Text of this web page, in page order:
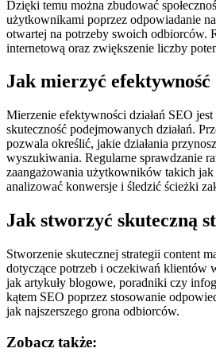
Dzięki temu można zbudować
użytkownikami poprzez odpowiadanie
otwartej na potrzeby swoich odbiorców.
internetową oraz zwiększenie liczby
Jak mierzyć
Mierzenie efektywności działań SEO
skuteczność podejmowanych działań.
pozwala określić, jakie działania
wyszukiwania. Regularne sprawdzanie
zaangażowania użytkowników takich
analizować konwersje i śledzić ścieżki
Jak stworzyć skuteczną
Stworzenie skutecznej strategii content
dotyczące potrzeb i oczekiwań klientów
jak artykuły blogowe, poradniki czy
kątem SEO poprzez stosowanie
jak najszerszego grona odbiorców.
Zobacz także: